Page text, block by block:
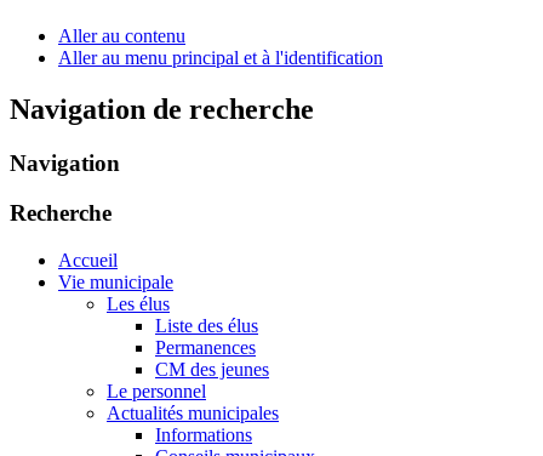
Aller au contenu
Aller au menu principal et à l'identification
Navigation de recherche
Navigation
Recherche
Accueil
Vie municipale
Les élus
Liste des élus
Permanences
CM des jeunes
Le personnel
Actualités municipales
Informations